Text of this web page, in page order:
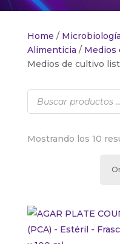
Home /
Alimenticia / Medios
Medios de cultivo
Products
search
Mostrando los 10